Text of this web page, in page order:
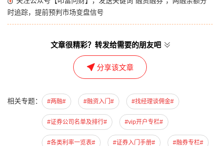
时追踪，提前预判市场变盘信号
文章很精彩？转发给需要的朋友吧
分享该文章
相关专题： #两融# #融资入门# #找经理谈佣金#
#证券公司名单及排行# #vip开户专栏#
#各类利率一览表# #证券入门手册# #融券专栏#